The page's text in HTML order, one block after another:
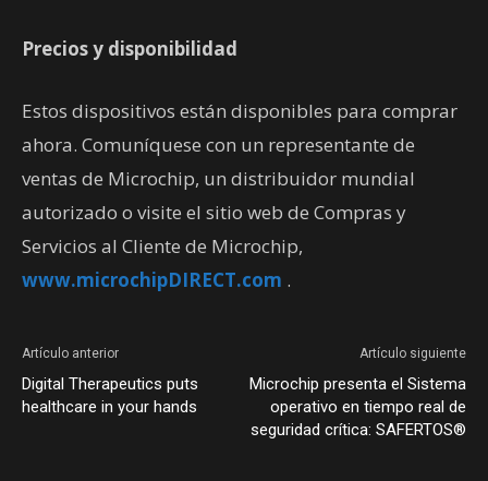
Precios y disponibilidad
Estos dispositivos están disponibles para comprar
ahora. Comuníquese con un representante de
ventas de Microchip, un distribuidor mundial
autorizado o visite el sitio web de Compras y
Servicios al Cliente de Microchip,
www.microchipDIRECT.com .
Artículo anterior
Digital Therapeutics puts
healthcare in your hands
Artículo siguiente
Microchip presenta el Sistema
operativo en tiempo real de
seguridad crítica: SAFERTOS®